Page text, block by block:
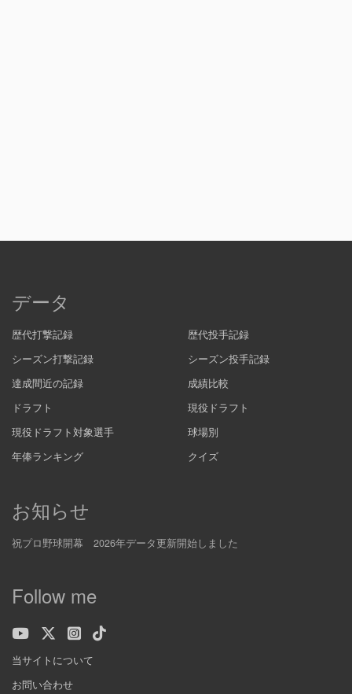
データ
歴代打撃記録
歴代投手記録
シーズン打撃記録
シーズン投手記録
達成間近の記録
成績比較
ドラフト
現役ドラフト
現役ドラフト対象選手
球場別
年俸ランキング
クイズ
お知らせ
祝プロ野球開幕 2026年データ更新開始しました
Follow me
当サイトについて
お問い合わせ